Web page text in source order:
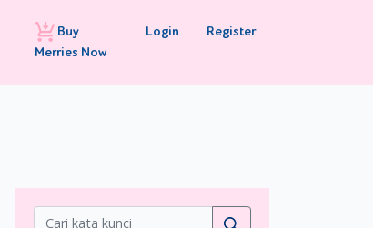
Buy
Merries Now
Login Register